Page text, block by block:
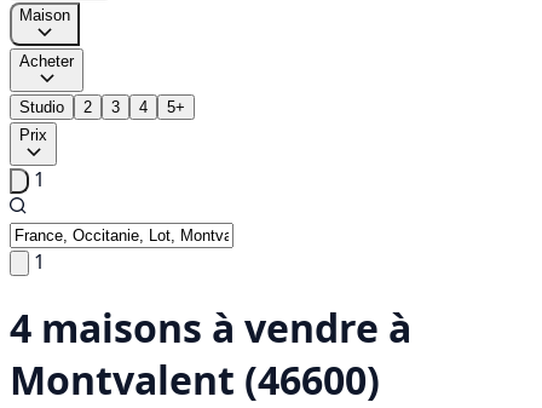
Maison
Acheter
Studio 2 3 4
5+
Prix
1
1
4 maisons à vendre à
Montvalent (46600)